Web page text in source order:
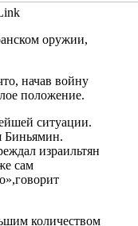
оружии,
начав войну
положение.
ситуации.
Биньямин.
израильтян
сам
количеством